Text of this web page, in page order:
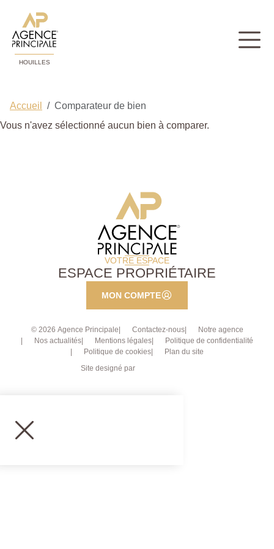
HOUILLES
Accueil
Comparateur de bien
Vous n'avez sélectionné aucun bien à comparer.
VOTRE ESPACE
ESPACE PROPRIÉTAIRE
MON COMPTE
© 2026 Agence Principale Contactez-nous
Notre agence
Nos actualités
Mentions légales
Politique de confidentialité
Politique de cookies
Plan du site
Site designé par